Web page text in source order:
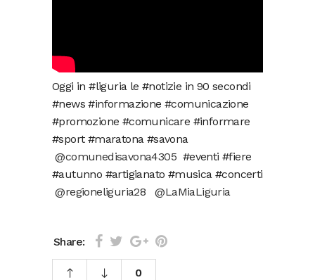
Oggi in #liguria le #notizie in 90 secondi
#news #informazione #comunicazione
#promozione #comunicare #informare
#sport #maratona #savona
@comunedisavona4305 #eventi #fiere
#autunno #artigianato #musica #concerti
@regioneliguria28
@LaMiaLiguria
Share:
0